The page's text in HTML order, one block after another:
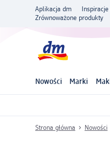
Aplikacja dm
Zrównoważone produkty
Nowości Marki
Strona główna Nowości